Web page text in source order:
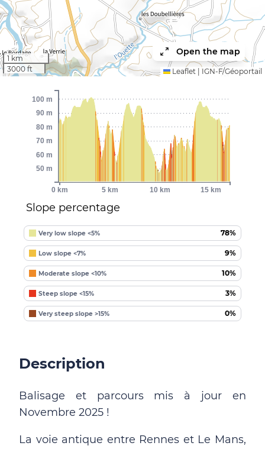
1 km
3000 ft
Open the map
Leaflet IGN-F/Géoportail
Slope percentage
Very low slope <5% 78%
Low slope <7% 9%
Moderate slope <10% 10%
Steep slope <15% 3%
Very steep slope >15% 0%
0 km 5 km 10 km 15 km
50 m
60 m
70 m
80 m
90 m
100 m
Description
Balisage et parcours mis à jour en
Novembre 2025 !
La voie antique entre Rennes et Le Mans,